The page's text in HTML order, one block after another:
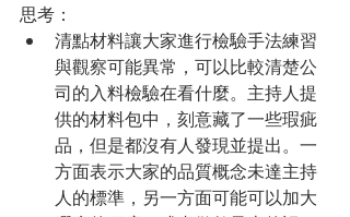
思考：
清點材料讓大家進行檢驗手法練習
與觀察可能異常，可以比較清楚公
司的入料檢驗在看什麼。主持人提
供的材料包中，刻意藏了一些瑕疵
品，但是都沒有人發現並提出。一
方面表示大家的品質概念未達主持
人的標準，另一方面可能可以加大